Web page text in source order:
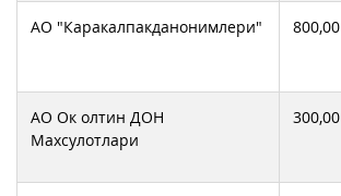
АО "Каракалпакданонимлери" 800,00
АО Ок олтин ДОН
Махсулотлари
300,00